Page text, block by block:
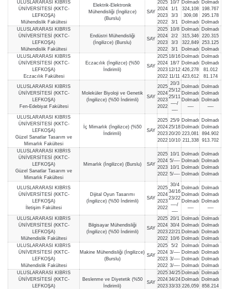
ULUSLARARASI KIBRIS
ÜNİVERSİTESİ (KKTC-
LEFKOŞA)
Mühendislik Fakültesi
Elektrik-Elektronik
Mühendisliği (İngilizce)
(Burslu)
SAY
2025
2024
2023
2022
10/7
1/1
3/3
3/1
Dolmadı
324,108
309,08
Dolmadı
Dolmadı
198.767
295.178
Dolmadı
ULUSLARARASI KIBRIS
ÜNİVERSİTESİ (KKTC-
LEFKOŞA)
Mühendislik Fakültesi
Endüstri Mühendisliği
(İngilizce) (Burslu)
SAY
2025
2024
2023
2022
10/8
2/2
3/3
3/1
Dolmadı
315,346
322,849
Dolmadı
Dolmadı
220.315
253.125
Dolmadı
ULUSLARARASI KIBRIS
ÜNİVERSİTESİ (KKTC-
LEFKOŞA)
Eczacılık Fakültesi
Eczacılık (İngilizce) (%50
İndirimli)
SAY
2025
2024
2023
2022
18/16
18/7
12/12
11/11
Dolmadı
Dolmadı
426,278
423,612
Dolmadı
Dolmadı
81.012
81.174
ULUSLARARASI KIBRIS
ÜNİVERSİTESİ (KKTC-
LEFKOŞA)
Fen-Edebiyat Fakültesi
Moleküler Biyoloji ve Genetik
(İngilizce) (%50 İndirimli)
SAY
2025
2024
2023
2022
20/3
25/12
25/11
—-/
—-
Dolmadı
Dolmadı
Dolmadı
—-
Dolmadı
Dolmadı
Dolmadı
—-
ULUSLARARASI KIBRIS
ÜNİVERSİTESİ (KKTC-
LEFKOŞA)
Güzel Sanatlar Tasarım ve
Mimarlık Fakültesi
İç Mimarlık (İngilizce) (%50
İndirimli)
SAY
2025
2024
2023
2022
25/9
25/18
20/20
10/10
Dolmadı
Dolmadı
223,081
211,338
Dolmadı
Dolmadı
894.902
913.702
ULUSLARARASI KIBRIS
ÜNİVERSİTESİ (KKTC-
LEFKOŞA)
Güzel Sanatlar Tasarım ve
Mimarlık Fakültesi
Mimarlık (İngilizce) (Burslu) SAY
2025
2024
2023
2022
10/1
5/—-
10/1
5/—-
Dolmadı
Dolmadı
Dolmadı
Dolmadı
Dolmadı
Dolmadı
Dolmadı
Dolmadı
ULUSLARARASI KIBRIS
ÜNİVERSİTESİ (KKTC-
LEFKOŞA)
İletişim Fakültesi
Dijital Oyun Tasarımı
(İngilizce) (%50 İndirimli)
SAY
2025
2024
2023
2022
30/4
34/16
23/22
—-/
—-
Dolmadı
Dolmadı
Dolmadı
—-
Dolmadı
Dolmadı
Dolmadı
—-
ULUSLARARASI KIBRIS
ÜNİVERSİTESİ (KKTC-
LEFKOŞA)
Mühendislik Fakültesi
Bilgisayar Mühendisliği
(İngilizce) (%50 İndirimli)
SAY
2025
2024
2023
2022
20/1
30/4
22/21
10/6
Dolmadı
Dolmadı
Dolmadı
Dolmadı
Dolmadı
Dolmadı
Dolmadı
Dolmadı
ULUSLARARASI KIBRIS
ÜNİVERSİTESİ (KKTC-
LEFKOŞA)
Mühendislik Fakültesi
Makine Mühendisliği (İngilizce)
(Burslu)
SAY
2025
2024
2023
2022
5/2
3/—-
3/—-
3/—-
Dolmadı
Dolmadı
Dolmadı
Dolmadı
Dolmadı
Dolmadı
Dolmadı
Dolmadı
ULUSLARARASI KIBRIS
ÜNİVERSİTESİ (KKTC-
LEFKOŞA)
Beslenme ve Diyetetik (%50
İndirimli)
SAY
2025
2024
2023
34/25
34/24
33/33
Dolmadı
Dolmadı
226,059
Dolmadı
Dolmadı
858.214